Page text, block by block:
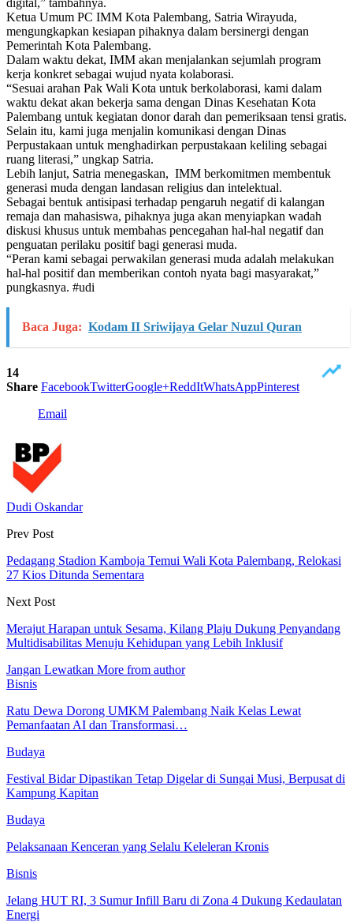
Ketua Umum PC IMM Kota Palembang, Satria Wirayuda,
mengungkapkan kesiapan pihaknya dalam bersinergi dengan
Pemerintah Kota Palembang.
Dalam waktu dekat, IMM akan menjalankan sejumlah program
kerja konkret sebagai wujud nyata kolaborasi.
“Sesuai arahan Pak Wali Kota untuk berkolaborasi, kami dalam
waktu dekat akan bekerja sama dengan Dinas Kesehatan Kota
Palembang untuk kegiatan donor darah dan pemeriksaan tensi gratis.
Selain itu, kami juga menjalin komunikasi dengan Dinas
Perpustakaan untuk menghadirkan perpustakaan keliling sebagai
ruang literasi,” ungkap Satria.
Lebih lanjut, Satria menegaskan, IMM berkomitmen membentuk
generasi muda dengan landasan religius dan intelektual.
Sebagai bentuk antisipasi terhadap pengaruh negatif di kalangan
remaja dan mahasiswa, pihaknya juga akan menyiapkan wadah
diskusi khusus untuk membahas pencegahan hal-hal negatif dan
penguatan perilaku positif bagi generasi muda.
“Peran kami sebagai perwakilan generasi muda adalah melakukan
hal-hal positif dan memberikan contoh nyata bagi masyarakat,”
pungkasnya. #udi
Baca Juga: Kodam II Sriwijaya Gelar Nuzul Quran
14
Share FacebookTwitterGoogle+ReddItWhatsAppPinterest
Email
Dudi Oskandar
Prev Post
Pedagang Stadion Kamboja Temui Wali Kota Palembang, Relokasi
27 Kios Ditunda Sementara
Next Post
Merajut Harapan untuk Sesama, Kilang Plaju Dukung Penyandang
Multidisabilitas Menuju Kehidupan yang Lebih Inklusif
Jangan Lewatkan More from author
Bisnis
Ratu Dewa Dorong UMKM Palembang Naik Kelas Lewat
Pemanfaatan AI dan Transformasi…
Budaya
Festival Bidar Dipastikan Tetap Digelar di Sungai Musi, Berpusat di
Kampung Kapitan
Budaya
Pelaksanaan Kenceran yang Selalu Keleleran Kronis
Bisnis
Jelang HUT RI, 3 Sumur Infill Baru di Zona 4 Dukung Kedaulatan
Energi